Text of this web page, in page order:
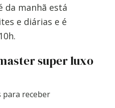
da manhã está
e diárias e é
super luxo
para receber